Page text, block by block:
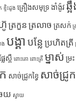
ខ្ទិះដូង គ្រឿងសមុទ្រ ងាំង៉ូវ ឆ្
ត្រកួន ត្រលាច ត្រសក់ ត្
ង បង្គា បន្លែ ប្រហិតត្រី
លែស្ពឺ ពោះគោ ពោះត្រី ម្នាស់ ម្រះ
សាច់ជ្រូកខ្វៃ សាច់ជ្រូក
យ ស្វាយ